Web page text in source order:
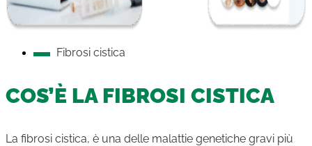
Fibrosi cistica
COS’È LA FIBROSI CISTICA
La fibrosi cistica, è una delle malattie genetiche gravi più